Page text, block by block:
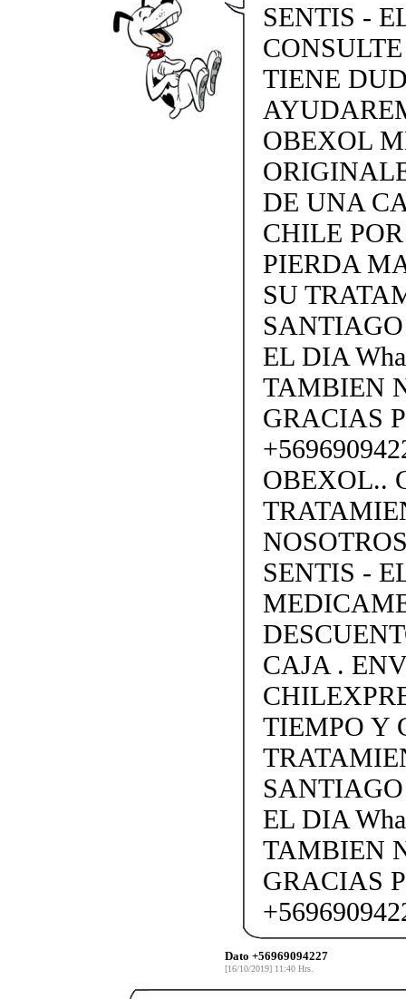
SENTIS -
TIENE
OBEXOL
DE UNA
CHILE
PIERDA
SU
EL DIA
TAMBIEN
GRACIAS
OBEXOL..
SENTIS -
CAJA .
TIEMPO Y
EL DIA
TAMBIEN
GRACIAS
Dato +56969094227
[16/10/2019] 11:40 Hrs.